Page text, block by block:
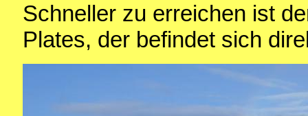
Schneller zu erreichen ist
Plates, der befindet sich